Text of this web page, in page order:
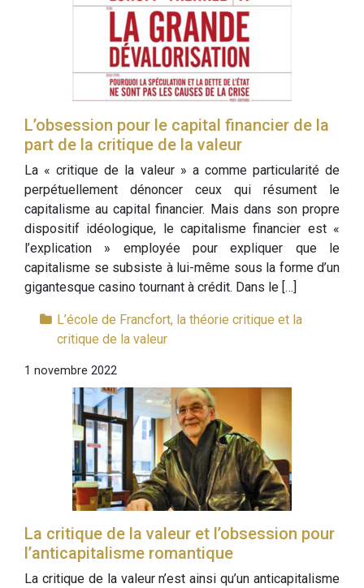
L’obsession pour le capital financier de la
part de la critique de la valeur
La « critique de la valeur » a comme particularité de
perpétuellement dénoncer ceux qui résument le
capitalisme au capital financier. Mais dans son propre
dispositif idéologique, le capitalisme financier est «
l’explication » employée pour expliquer que le
capitalisme se subsiste à lui-même sous la forme d’un
gigantesque casino tournant à crédit. Dans le […]
L’école de Francfort, la théorie critique et la
critique de la valeur
1 novembre 2022
La critique de la valeur et l’obsession pour
l’anticapitalisme romantique
La critique de la valeur n’est ainsi qu’un anticapitalisme